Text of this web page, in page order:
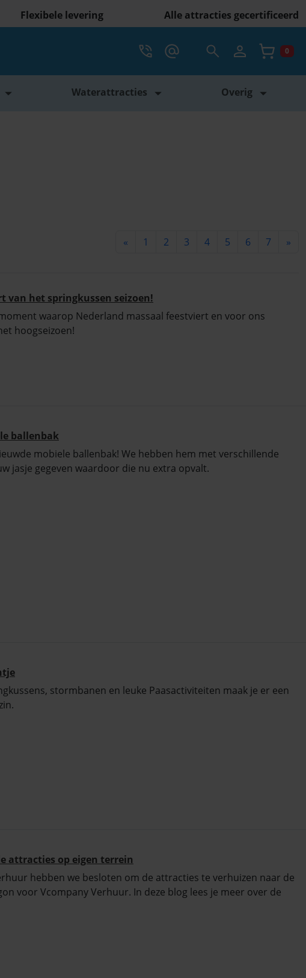
Flexibele levering Alle attracties gecertificeerd
Bel ons op 088 398 5000
mail ons info@vcompany.nl
Zoekveld openen
Account 0
Waterattracties Overig
« 1 2 3 4 5 6 7 »
van het springkussen seizoen!
waarop Nederland massaal feestviert en voor ons
hoogseizoen!
ballenbak
mobiele ballenbak! We hebben hem met verschillende
jasje gegeven waardoor die nu extra opvalt.
stormbanen en leuke Paasactiviteiten maak je er een
attracties op eigen terrein
hebben we besloten om de attracties te verhuizen naar de
voor Vcompany Verhuur. In deze blog lees je meer over de